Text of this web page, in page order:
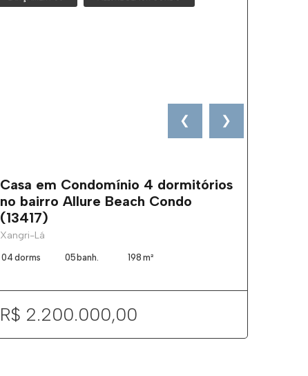
❮ ❯
Casa em Condomínio 4 dormitórios
no bairro Allure Beach Condo
(13417)
Xangri-Lá
04 dorms 05 banh. 198 m²
R$ 2.200.000,00